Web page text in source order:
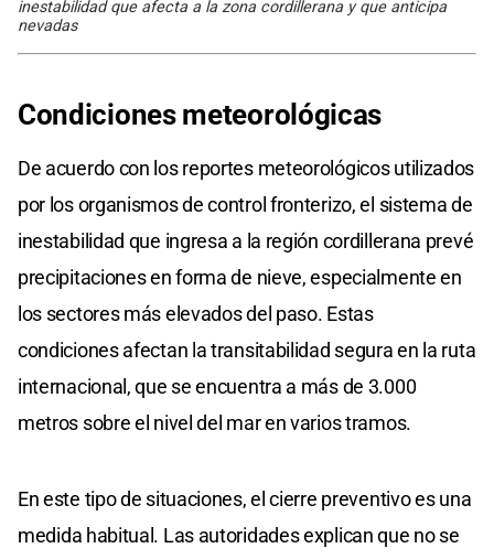
inestabilidad que afecta a la zona cordillerana y que anticipa
nevadas
Condiciones meteorológicas
De acuerdo con los reportes meteorológicos utilizados
por los organismos de control fronterizo, el sistema de
inestabilidad que ingresa a la región cordillerana prevé
precipitaciones en forma de nieve, especialmente en
los sectores más elevados del paso. Estas
condiciones afectan la transitabilidad segura en la ruta
internacional, que se encuentra a más de 3.000
metros sobre el nivel del mar en varios tramos.
En este tipo de situaciones, el cierre preventivo es una
medida habitual. Las autoridades explican que no se